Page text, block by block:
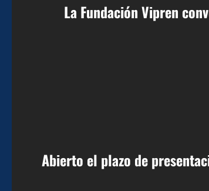
La Fundación Vipren
Abierto el plazo de